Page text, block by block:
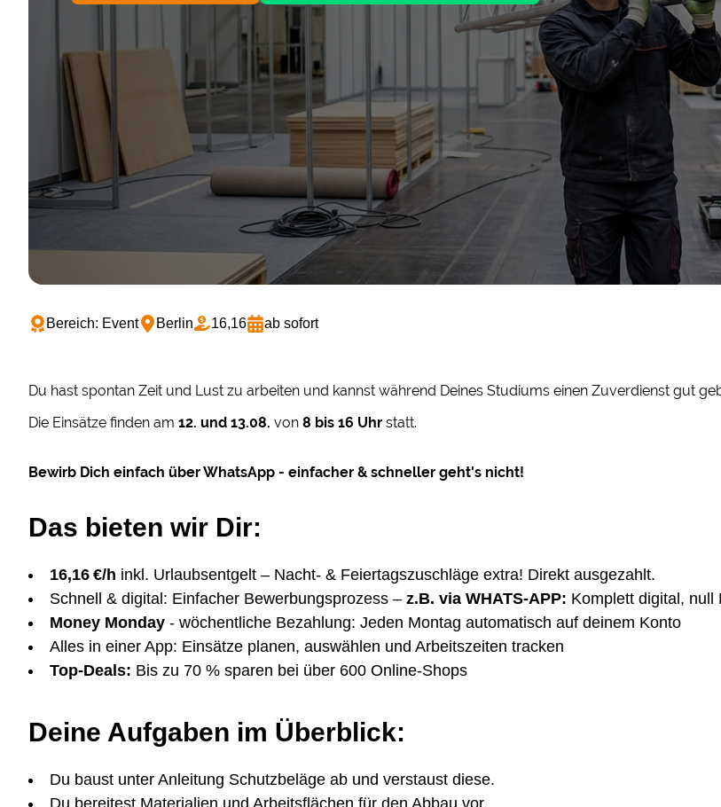
Berlin
Bereich: Event 16,16 ab sofort
Du hast spontan Zeit und Lust zu arbeiten und kannst während Deines Studiums einen Zuverdienst gut
Die Einsätze finden am 12. und 13.08. von 8 bis 16 Uhr statt.
Bewirb Dich einfach über WhatsApp - einfacher & schneller geht's nicht!
Das bieten wir Dir:
16,16 €/h inkl. Urlaubsentgelt – Nacht- & Feiertagszuschläge extra! Direkt ausgezahlt.
Schnell & digital: Einfacher Bewerbungsprozess – z.B. via WHATS-APP: Komplett digital, null
Money Monday - wöchentliche Bezahlung: Jeden Montag automatisch auf deinem Konto
Alles in einer App: Einsätze planen, auswählen und Arbeitszeiten tracken
Top-Deals: Bis zu 70 % sparen bei über 600 Online-Shops
Deine Aufgaben im Überblick:
Du baust unter Anleitung Schutzbeläge ab und verstaust diese.
Du bereitest Materialien und Arbeitsflächen für den Abbau vor.